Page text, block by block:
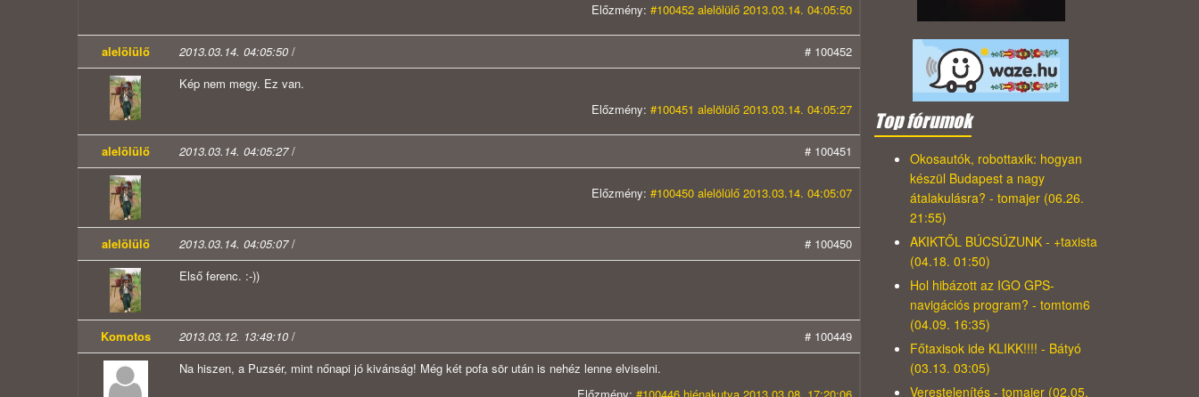
Előzmény: #100452 alelölülő 2013.03.14. 04:05:50
alelölülő 2013.03.14. 04:05:50 /
# 100452
Kép nem megy. Ez van.
Előzmény: #100451 alelölülő 2013.03.14. 04:05:27
alelölülő 2013.03.14. 04:05:27/ # 100451
Előzmény: #100450 alelölülő 2013.03.14. 04:05:07
alelölülő 2013.03.14. 04:05:07/
# 100450
Első ferenc. :-))
Komotos 2013.03.12. 13:49:10 /
# 100449
Na hiszen, a Puzsér, mint nőnapi jó kivánság! Még két pofa sör után is nehéz lenne elviselni.
Top fórumok
Okosautók, robottaxik: hogyan
készül Budapest a nagy
átalakulásra? - tomajer (06.26.
21:55)
AKIKTŐL BÚCSÚZUNK - +taxista
(04.18. 01:50)
Hol hibázott az IGO GPS-
navigációs program? - tomtom6
(04.09. 16:35)
Főtaxisok ide KLIKK!!!! - Bátyó
(03.13. 03:05)
Verestelenítés - tomajer (02.05.